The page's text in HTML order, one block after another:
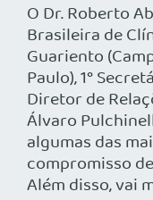
O Dr. Roberto
Brasileira de
Guariento
Paulo), 1°
Diretor de
Álvaro
algumas das
compromisso
Além disso, vai